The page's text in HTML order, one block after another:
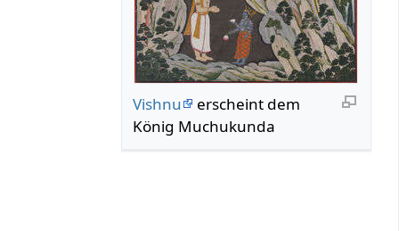
Vishnu
erscheint dem
König Muchukunda